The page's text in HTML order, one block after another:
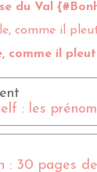
du Val
comme il